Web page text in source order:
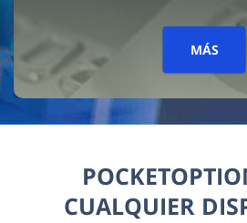
MÁS
CUALQUIER